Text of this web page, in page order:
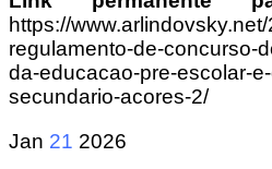
https://
regulamento-de-concurso-
da-educacao-pre-escolar-
secundario-acores-2/
Jan 21 2026